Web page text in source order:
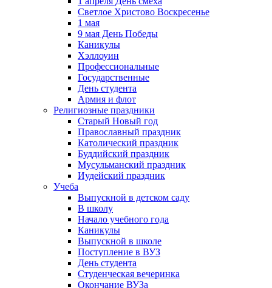
Светлое Христово Воскресенье
1 мая
9 мая День Победы
Каникулы
Хэллоуин
Профессиональные
Государственные
День студента
Армия и флот
Религиозные праздники
Старый Новый год
Православный праздник
Католический праздник
Буддийский праздник
Мусульманский праздник
Иудейский праздник
Учеба
Выпускной в детском саду
В школу
Начало учебного года
Каникулы
Выпускной в школе
Поступление в ВУЗ
День студента
Студенческая вечеринка
Окончание ВУЗа